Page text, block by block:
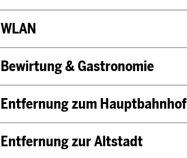
WLAN
Bewirtung & Gastronomie
Entfernung zum Hauptbahnhof
Entfernung zur Altstadt